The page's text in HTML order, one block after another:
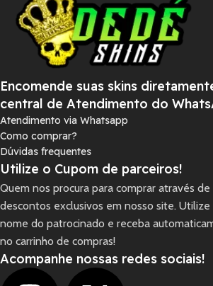
Encomende suas skins
central de Atendimento do
Atendimento via Whatsapp
Como comprar?
Dúvidas frequentes
Utilize o Cupom de parceiros!
Quem nos procura para comprar através
descontos exclusivos em nosso site. Utilize
nome do patrocinado e receba
no carrinho de compras!
Acompanhe nossas redes sociais!